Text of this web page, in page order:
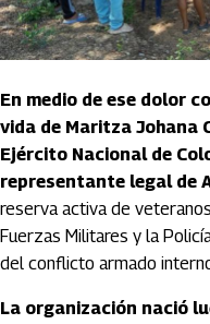
En medio de ese dolor
vida de Maritza Johana
Ejército Nacional de
representante legal de
reserva activa de
Fuerzas Militares y la
del conflicto armado
La organización nació